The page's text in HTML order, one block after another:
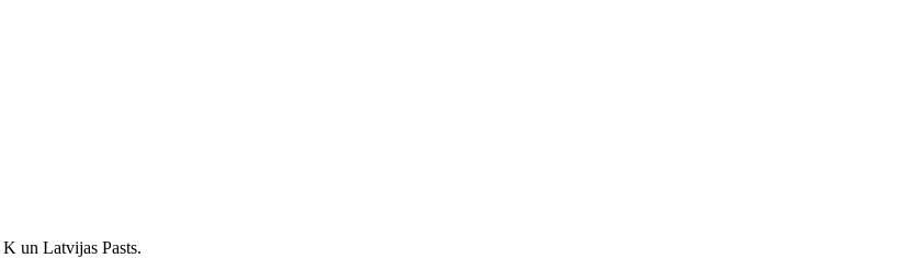
un Latvijas Pasts.